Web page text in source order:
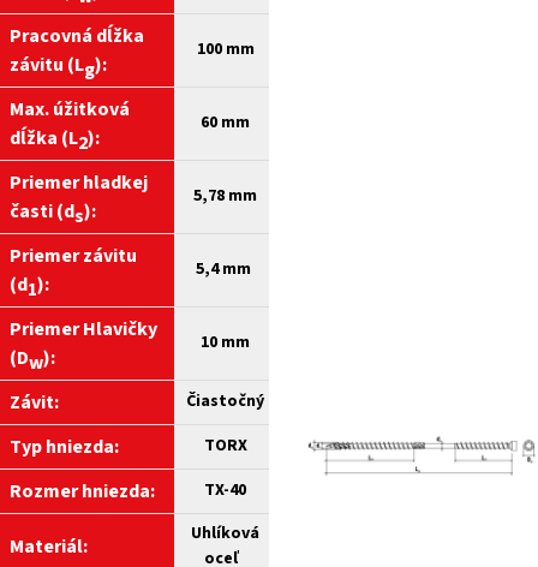
Pracovná dĺžka
závitu (Lg):
100 mm
Max. úžitková
dĺžka (L2):
60 mm
Priemer hladkej
časti (ds):
5,78 mm
Priemer závitu
(d1):
5,4 mm
Priemer Hlavičky
(Dw):
10 mm
Závit: Čiastočný
Typ hniezda: TORX
Rozmer hniezda: TX-40
Materiál:
Uhlíková
oceľ